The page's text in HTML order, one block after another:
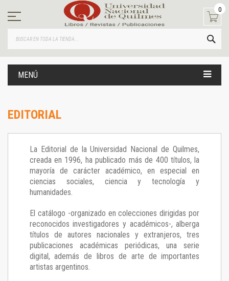
contenido
0
MENÚ
EDITORIAL
La Editorial de la Universidad Nacional de Quilmes,
creada en 1996, ha publicado más de 400 títulos, la
mayoría de carácter académico, en especial en
ciencias sociales, ciencia y tecnología y
humanidades.
El catálogo -organizado en colecciones dirigidas por
reconocidos investigadores y académicos-, alberga
títulos de autores nacionales y extranjeros, tres
publicaciones académicas periódicas, una serie
digital, además de libros de arte de importantes
artistas argentinos.